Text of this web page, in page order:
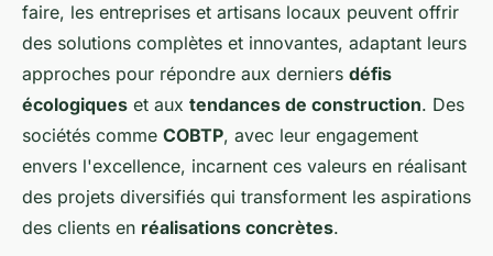
faire, les entreprises et artisans locaux peuvent offrir
des solutions complètes et innovantes, adaptant leurs
approches pour répondre aux derniers défis
écologiques et aux tendances de construction. Des
sociétés comme COBTP, avec leur engagement
envers l'excellence, incarnent ces valeurs en réalisant
des projets diversifiés qui transforment les aspirations
des clients en réalisations concrètes.